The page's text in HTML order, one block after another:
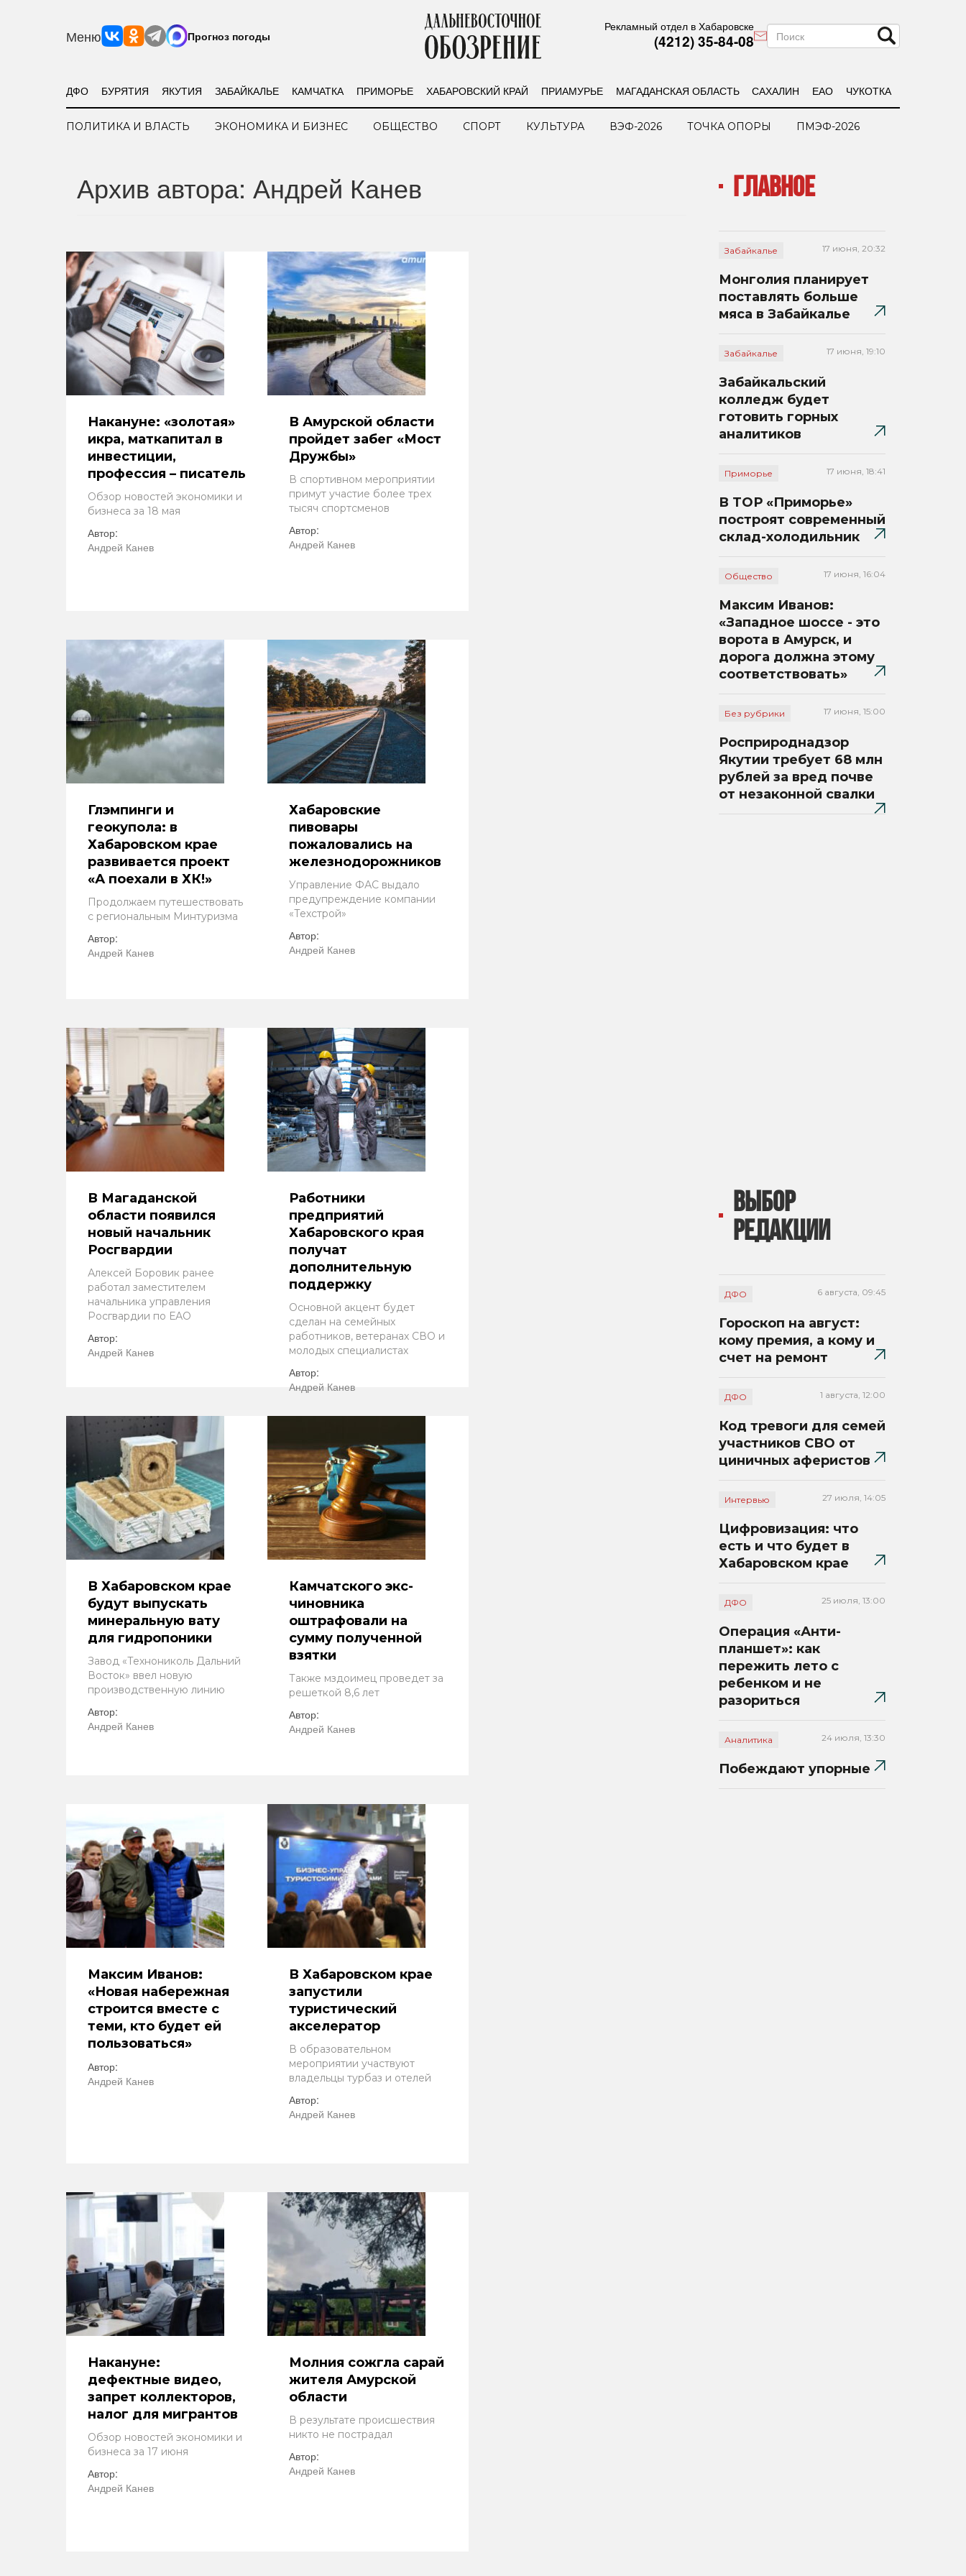
Меню Прогноз погоды
Рекламный отдел в Хабаровске
(4212) 35-84-08
ДФО БУРЯТИЯ ЯКУТИЯ ЗАБАЙКАЛЬЕ КАМЧАТКА ПРИМОРЬЕ ХАБАРОВСКИЙ КРАЙ ПРИАМУРЬЕ МАГАДАНСКАЯ ОБЛАСТЬ САХАЛИН ЕАО ЧУКОТКА
ПОЛИТИКА И ВЛАСТЬ ЭКОНОМИКА И БИЗНЕС ОБЩЕСТВО СПОРТ КУЛЬТУРА ВЭФ-2026 ТОЧКА ОПОРЫ ПМЭФ-2026
Архив автора: Андрей Канев
Накануне: «золотая»
икра, маткапитал в
инвестиции,
профессия – писатель
Обзор новостей экономики и
бизнеса за 18 мая
Автор:
Андрей Канев
В Амурской области
пройдет забег «Мост
Дружбы»
В спортивном мероприятии
примут участие более трех
тысяч спортсменов
Автор:
Андрей Канев
Глэмпинги и
геокупола: в
Хабаровском крае
развивается проект
«А поехали в ХК!»
Продолжаем путешествовать
с региональным Минтуризма
Автор:
Андрей Канев
Хабаровские
пивовары
пожаловались на
железнодорожников
Управление ФАС выдало
предупреждение компании
«Техстрой»
Автор:
Андрей Канев
В Магаданской
области появился
новый начальник
Росгвардии
Алексей Боровик ранее
работал заместителем
начальника управления
Росгвардии по ЕАО
Автор:
Андрей Канев
Работники
предприятий
Хабаровского края
получат
дополнительную
поддержку
Основной акцент будет
сделан на семейных
работников, ветеранах СВО и
молодых специалистах
Автор:
Андрей Канев
В Хабаровском крае
будут выпускать
минеральную вату
для гидропоники
Завод «Технониколь Дальний
Восток» ввел новую
производственную линию
Автор:
Андрей Канев
Камчатского экс-
чиновника
оштрафовали на
сумму полученной
взятки
Также мздоимец проведет за
решеткой 8,6 лет
Автор:
Андрей Канев
Максим Иванов:
«Новая набережная
строится вместе с
теми, кто будет ей
пользоваться»
Автор:
Андрей Канев
В Хабаровском крае
запустили
туристический
акселератор
В образовательном
мероприятии участвуют
владельцы турбаз и отелей
Автор:
Андрей Канев
Накануне:
дефектные видео,
запрет коллекторов,
налог для мигрантов
Обзор новостей экономики и
бизнеса за 17 июня
Автор:
Андрей Канев
Молния сожгла сарай
жителя Амурской
области
В результате происшествия
никто не пострадал
Автор:
Андрей Канев
ГЛАВНОЕ
Забайкалье 17 июня, 20:32
Монголия планирует
поставлять больше
мяса в Забайкалье
Забайкалье 17 июня, 19:10
Забайкальский
колледж будет
готовить горных
аналитиков
Приморье 17 июня, 18:41
В ТОР «Приморье»
построят современный
склад-холодильник
Общество 17 июня, 16:04
Максим Иванов:
«Западное шоссе - это
ворота в Амурск, и
дорога должна этому
соответствовать»
Без рубрики 17 июня, 15:00
Росприроднадзор
Якутии требует 68 млн
рублей за вред почве
от незаконной свалки
ВЫБОР
РЕДАКЦИИ
ДФО 6 августа, 09:45
Гороскоп на август:
кому премия, а кому и
счет на ремонт
ДФО 1 августа, 12:00
Код тревоги для семей
участников СВО от
циничных аферистов
Интервью 27 июля, 14:05
Цифровизация: что
есть и что будет в
Хабаровском крае
ДФО 25 июля, 13:00
Операция «Анти-
планшет»: как
пережить лето с
ребенком и не
разориться
Аналитика 24 июля, 13:30
Побеждают упорные